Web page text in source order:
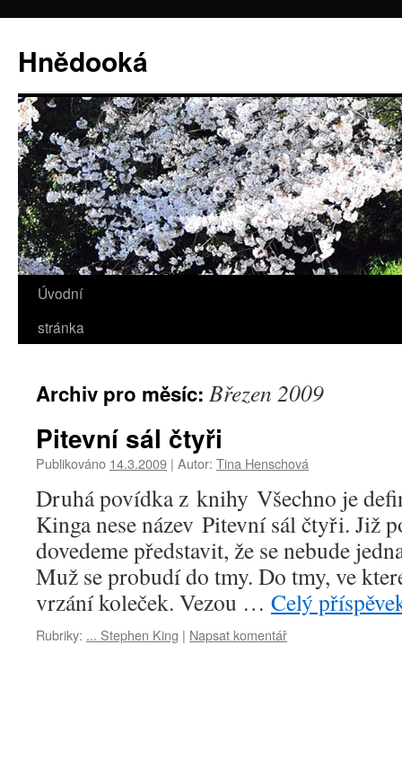
Hnědooká
Přejít
webu
Úvodní
stránka
Archiv pro měsíc: Březen 2009
Pitevní sál čtyři
Publikováno 14.3.2009 | Autor: Tina Henschová
Druhá povídka z knihy Všechno je
Kinga nese název Pitevní sál čtyři. Již
dovedeme představit, že se nebude
Muž se probudí do tmy. Do tmy, ve
vrzání koleček. Vezou … Celý
Rubriky: ... Stephen King | Napsat komentář